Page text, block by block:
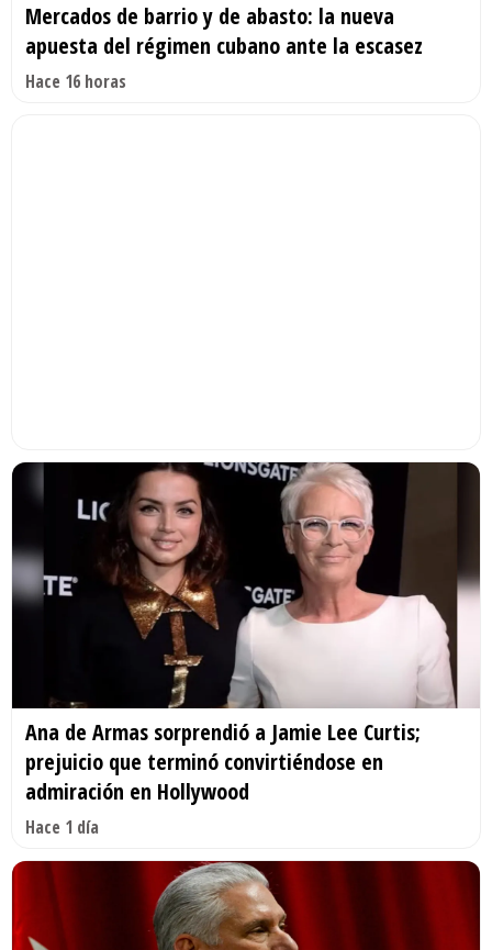
Mercados de barrio y de abasto: la nueva
apuesta del régimen cubano ante la escasez
Hace 16 horas
Ana de Armas sorprendió a Jamie Lee Curtis;
prejuicio que terminó convirtiéndose en
admiración en Hollywood
Hace 1 día